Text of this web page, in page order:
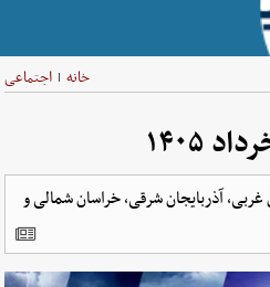
خانه | اجتماعی
آذربایجان شرقی، خراسان شمالی و